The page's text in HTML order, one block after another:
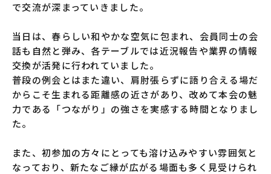
で交流が深まっていきました。
当日は、春らしい和やかな空気に包まれ、会員同士の会
話も自然と弾み、各テーブルでは近況報告や業界の情報
交換が活発に行われていました。
普段の例会とはまた違い、肩肘張らずに語り合える場だ
からこそ生まれる距離感の近さがあり、改めて本会の魅
力である「つながり」の強さを実感する時間となりまし
た。
また、初参加の方々にとっても溶け込みやすい雰囲気と
なっており、新たなご縁が広がる場面も多く見受けられ